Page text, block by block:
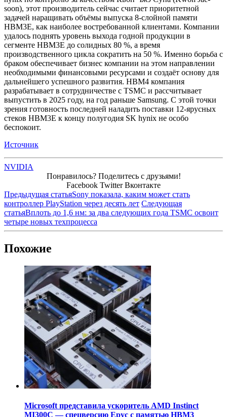
soon), этот производитель сейчас считает приоритетной
задачей наращивать объёмы выпуска 8-слойной памяти
HBM3E, как наиболее востребованной клиентами. Компании
удалось поднять уровень выхода годной продукции в
сегменте HBM3E до солидных 80 %, а время
производственного цикла сократить на 50 %. Именно борьба с
браком обеспечивает бизнес компании на этом направлении
необходимыми финансовыми ресурсами и создаёт основу для
дальнейшего успешного развития. HBM4 компания
разрабатывает в сотрудничестве с TSMC и рассчитывает
выпустить в 2025 году, на год раньше Samsung. С этой точки
зрения готовность последней наладить поставки 12-ярусных
стеков HBM3E к концу полугодия SK hynix не особо
беспокоит.
Источник
NVIDIA
Понравилось? Поделитесь с друзьями!
Facebook Twitter Вконтакте
Предыдущая статьяSony показала, каким может стать
контроллер PlayStation через десять лет Следующая
статьяВплоть до 1,6 нм: за два следующих года TSMC освоит
четыре новых техпроцесса
Похожие
Microsoft представила ускоритель AMD Instinct
MI300C — спецверсию Epyc с памятью HBM3